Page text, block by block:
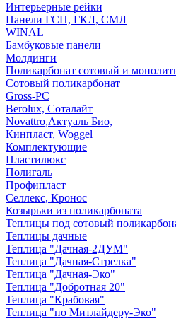
Интерьерные рейки
Панели ГСП, ГКЛ, СМЛ
WINAL
Бамбуковые панели
Молдинги
Поликарбонат сотовый и
Сотовый поликарбонат
Gross-PC
Berolux, Соталайт
Novattro,Актуаль Био,
Кинпласт, Woggel
Комплектующие
Пластилюкс
Полигаль
Профипласт
Селлекс, Кронос
Козырьки из поликарбоната
Теплицы под сотовый
Теплицы дачные
Теплица "Дачная-2ДУМ"
Теплица "Дачная-Стрелка"
Теплица "Дачная-Эко"
Теплица "Добротная 20"
Теплица "Крабовая"
Теплица "по Митлайдеру-Эко"